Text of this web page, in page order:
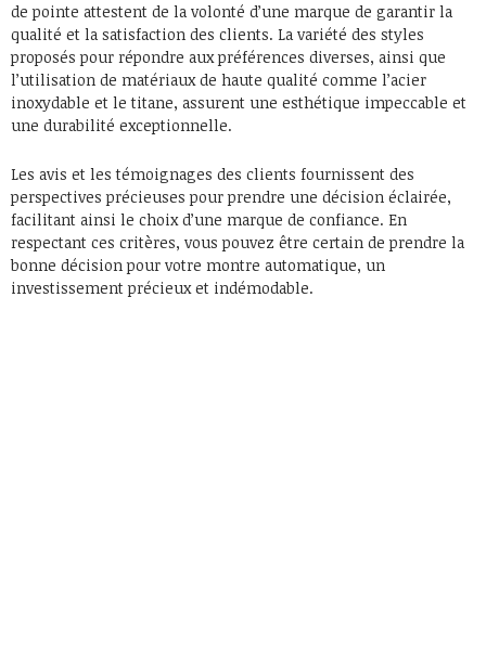
de pointe attestent de la volonté d’une marque de garantir la
qualité et la satisfaction des clients. La variété des styles
proposés pour répondre aux préférences diverses, ainsi que
l’utilisation de matériaux de haute qualité comme l’acier
inoxydable et le titane, assurent une esthétique impeccable et
une durabilité exceptionnelle.
Les avis et les témoignages des clients fournissent des
perspectives précieuses pour prendre une décision éclairée,
facilitant ainsi le choix d’une marque de confiance. En
respectant ces critères, vous pouvez être certain de prendre la
bonne décision pour votre montre automatique, un
investissement précieux et indémodable.